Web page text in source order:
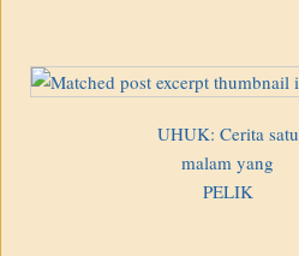
UHUK: Cerita satu
malam yang
PELIK